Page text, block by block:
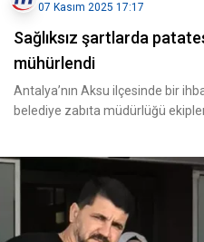
07 Kasım 2025 17:17
Sağlıksız şartlarda
mühürlendi
Antalya’nın Aksu ilçesinde bir
belediye zabıta müdürlüğü